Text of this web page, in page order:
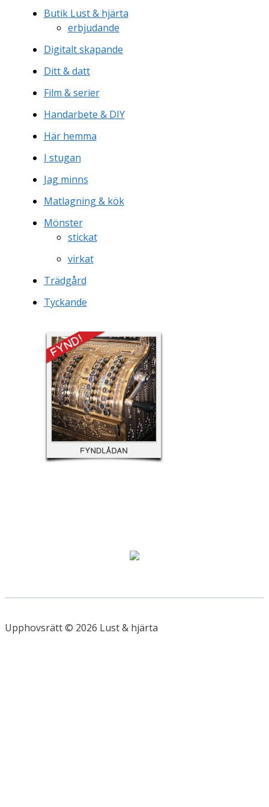
Butik Lust & hjärta
erbjudande
Digitalt skapande
Ditt & datt
Film & serier
Handarbete & DIY
Här hemma
I stugan
Jag minns
Matlagning & kök
Mönster
stickat
virkat
Trädgård
Tyckande
Upphovsrätt © 2026 Lust & hjärta